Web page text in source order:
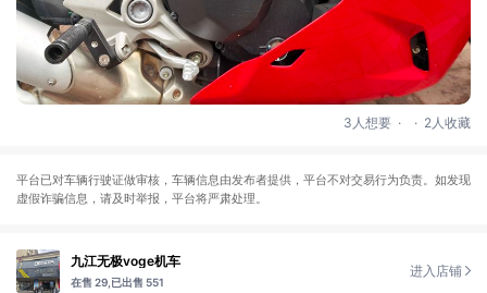
3人想要 . . 2人收藏
平台已对车辆行驶证做审核，车辆信息由发布者提供，平台不对交易行为负责。如发现
虚假诈骗信息，请及时举报，平台将严肃处理。
九江无极voge机车
在售 29, 已出售 551
进入店铺